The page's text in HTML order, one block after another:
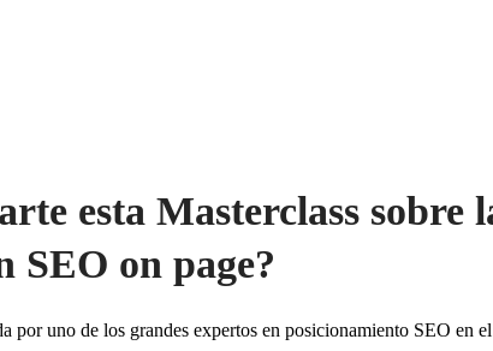
esta Masterclass sobre
SEO on page?
por uno de los grandes expertos en posicionamiento SEO en